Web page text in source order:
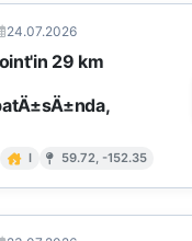
24.07.2026
29 km
I 59.72, -152.35